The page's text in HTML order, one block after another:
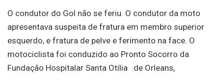
O condutor do Gol não se feriu. O condutor da moto
apresentava suspeita de fratura em membro superior
esquerdo, e fratura de pelve e ferimento na face. O
motociclista foi conduzido ao Pronto Socorro da
Fundação Hospitalar Santa Otília .de Orleans,